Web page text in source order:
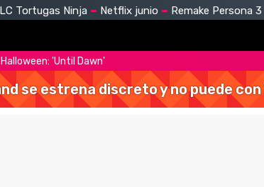
Tortugas Ninja Netflix junio Remake Persona 3
'Until Dawn'
se estrena discreto y no puede con